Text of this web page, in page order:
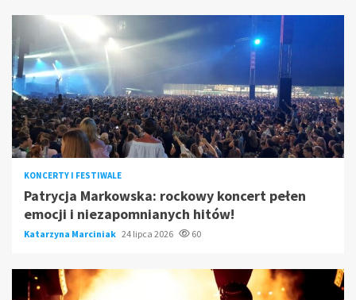
KONCERTY I FESTIWALE
Patrycja Markowska: rockowy koncert pełen
emocji i niezapomnianych hitów!
Katarzyna Marciniak 24 lipca 2026 60